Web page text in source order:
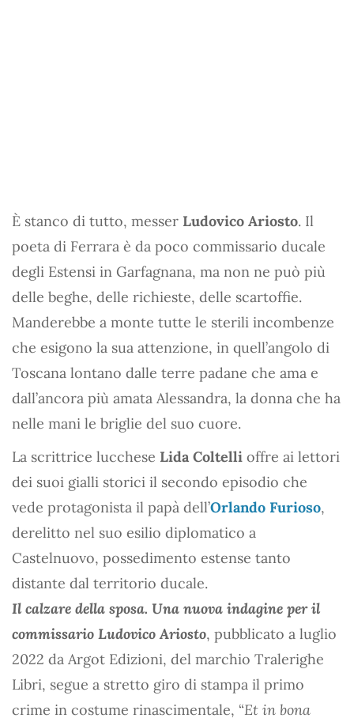
È stanco di tutto, messer Ludovico Ariosto. Il
poeta di Ferrara è da poco commissario ducale
degli Estensi in Garfagnana, ma non ne può più
delle beghe, delle richieste, delle scartoffie.
Manderebbe a monte tutte le sterili incombenze
che esigono la sua attenzione, in quell’angolo di
Toscana lontano dalle terre padane che ama e
dall’ancora più amata Alessandra, la donna che ha
nelle mani le briglie del suo cuore.
La scrittrice lucchese Lida Coltelli offre ai lettori
dei suoi gialli storici il secondo episodio che
vede protagonista il papà dell’Orlando Furioso,
derelitto nel suo esilio diplomatico a
Castelnuovo, possedimento estense tanto
distante dal territorio ducale.
Il calzare della sposa. Una nuova indagine per il
commissario Ludovico Ariosto, pubblicato a luglio
2022 da Argot Edizioni, del marchio Tralerighe
Libri, segue a stretto giro di stampa il primo
crime in costume rinascimentale, “Et in bona